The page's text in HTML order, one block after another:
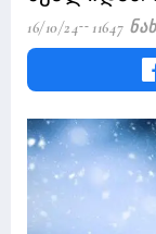
16/10/24 11647